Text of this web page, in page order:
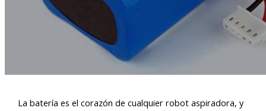
La batería es el corazón de cualquier robot aspiradora, y